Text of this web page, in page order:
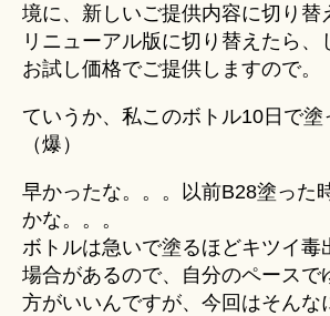
境に、新しいご提供内容に切り替
リニューアル版に切り替えたら、
お試し価格でご提供しますので。
ていうか、私このボトル10日で塗
（爆）
早かったな。。。以前B28塗った
かな。。。
ボトルは急いで塗るほどキツイ毒
場合があるので、自分のペースで
方がいいんですが、今回はそんな